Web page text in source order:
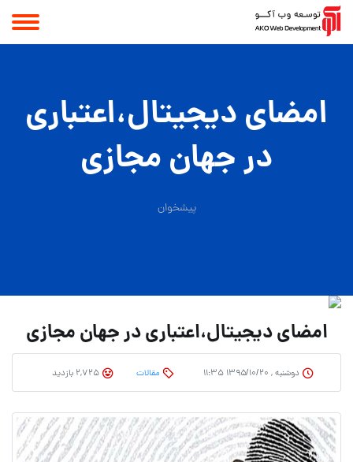
امضای دیجیتال،اعتباری
در جهان مجازی
پیشخوان
امضای دیجیتال،اعتباری در جهان مجازی
دوشنبه , ۱۳۹۵/۱۰/۲۰ ۱۱:۳۵ مقالات